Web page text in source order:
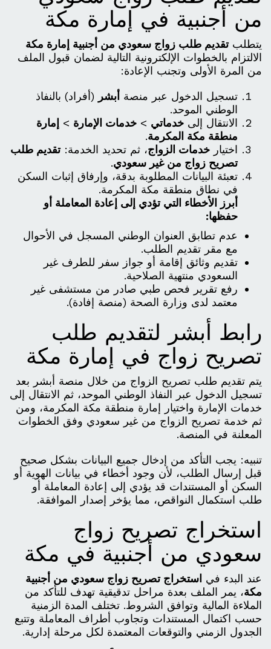
من أجنبية في إمارة مكة
يتطلبتقديم طلب زواج سعودي من أجنبية إمارة مكة
الالتزام بالخطوات الإلكترونية التالية لضمان قبول الملف
من المرة الأولى وتجنب الإعادة:
تسجيل الدخول عبر منصة أبشر (أفراد) بالنفاذ
الوطني الموحد.
الانتقال إلى خدماتي > خدمات الإمارة >
إمارة
منطقة مكة المكرمة.
اختيار خدمات الزواج، ثم تحديد الخدمة:تقديم طلب
تصريح زواج من غير سعودي.
تعبئة البيانات المطلوبة بدقة، وإرفاق إثبات السكن
في نطاق منطقة مكة المكرمة.
أبرز الأخطاء التي تؤدي إلى إعادة المعاملة أو
حفظها:
عدم تطابق العنوان الوطني المسجل في الأحوال
مع مقر تقديم الطلب.
تقديم وثائق إقامة أو جواز سفر للطرف غير
السعودي منتهية الصلاحية.
رفع تقرير فحص طبي صادر من مستشفى غير
معتمد لدى وزارة الصحة (منصة إفادة).
رابط أبشر لتقديم طلب
تصريح زواج في إمارة مكة
يتم تقديم طلب تصريح الزواج من خلال منصة أبشر بعد
تسجيل الدخول عبر النفاذ الوطني الموحد، ثم الانتقال إلى
خدمات الإمارة واختيار إمارة منطقة مكة المكرمة، ومن
ثم خدمة تصريح الزواج من غير سعودي وفق الخطوات
المعلنة في المنصة.
تنبيه: يجب التأكد من إدخال جميع البيانات بشكل صحيح
قبل إرسال الطلب، لأن وجود أخطاء في بيانات الهوية أو
السكن أو المستندات قد يؤدي إلى إعادة المعاملة أو
طلب استكمال النواقص، مما يؤخر إصدار الموافقة.
استخراج تصريح زواج
سعودي من أجنبية في مكة
عند البدء في استخراج تصريح زواج سعودي من أجنبية
مكة، يمر الملف بعدة مراحل تدقيقية تهدف للتأكد من
الملاءة المالية وتوافق الشروط. تختلف المدة الزمنية
حسب اكتمال المستندات وتجاوب أطراف المعاملة وتتبع
الجدول الزمني والتوقعات المعتمدة لكل مرحلة إدارية.